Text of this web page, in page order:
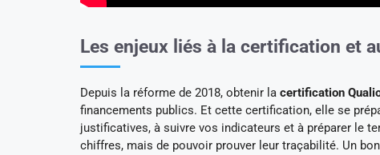
Les enjeux liés à la certification et
Depuis la réforme de 2018, obtenir la certification
financements publics. Et cette certification, elle se
justificatives, à suivre vos indicateurs et à préparer le
chiffres, mais de pouvoir prouver leur traçabilité. Un